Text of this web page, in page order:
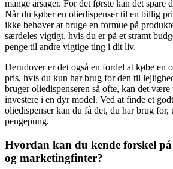
mange årsager. For det første kan det spare
Når du køber en oliedispenser til en billig
ikke behøver at bruge en formue på
særdeles vigtigt, hvis du er på et stramt
penge til andre vigtige ting i dit liv.
Derudover er det også en fordel at købe en
pris, hvis du kun har brug for den til
bruger oliedispenseren så ofte, kan det
investere i en dyr model. Ved at finde et
oliedispenser kan du få det, du har brug for,
pengepung.
Hvordan kan du kende forskel
og marketingfinter?